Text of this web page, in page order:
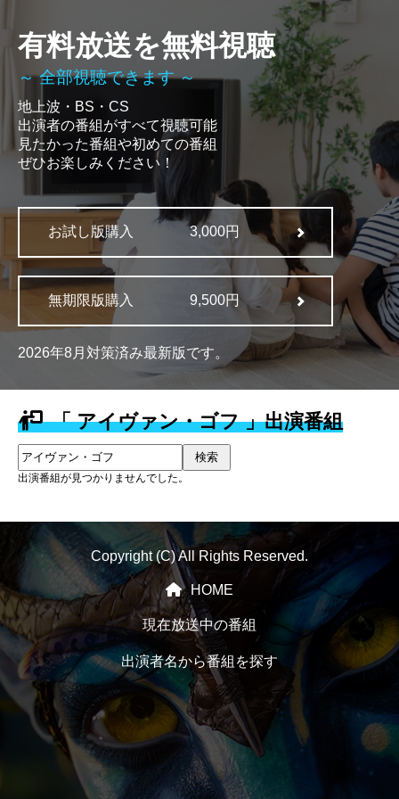
有料放送を無料視聴
～ 全部視聴できます ～
地上波・BS・CS
出演者の番組がすべて視聴可能
見たかった番組や初めての番組
ぜひお楽しみください！
お試し版購入 3,000円
無期限版購入 9,500円
2026年8月対策済み最新版です。
「 アイヴァン・ゴフ 」出演番組
検索
出演番組が見つかりませんでした。
Copyright (C) All Rights Reserved.
HOME
現在放送中の番組
出演者名から番組を探す